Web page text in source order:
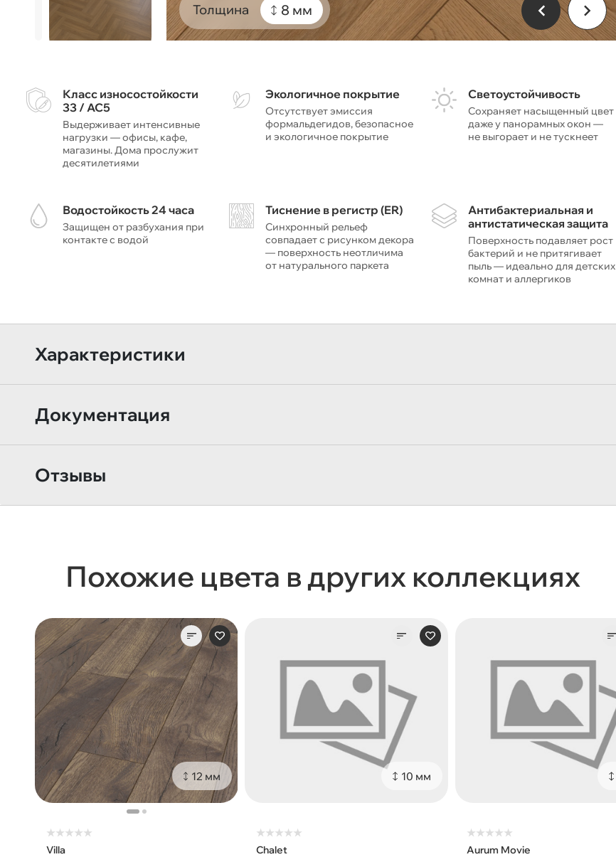
Толщина 8 мм
Класс износостойкости
33 / AC5
Выдерживает интенсивные
нагрузки — офисы, кафе,
магазины. Дома прослужит
десятилетиями
Экологичное покрытие
Отсутствует эмиссия
формальдегидов, безопасное
и экологичное покрытие
Светоустойчивость
Сохраняет насыщенный цвет
даже у панорамных окон —
не выгорает и не тускнеет
Водостойкость 24 часа
Защищен от разбухания при
контакте с водой
Тиснение в регистр (ER)
Синхронный рельеф
совпадает с рисунком декора
— поверхность неотличима
от натурального паркета
Антибактериальная и
антистатическая защита
Поверхность подавляет рост
бактерий и не притягивает
пыль — идеально для детских
комнат и аллергиков
Характеристики
Документация
Отзывы
Похожие цвета в других коллекциях
12 мм
★★★★★
Villa
10 мм
★★★★★
Chalet
★★★★★
Aurum Movie